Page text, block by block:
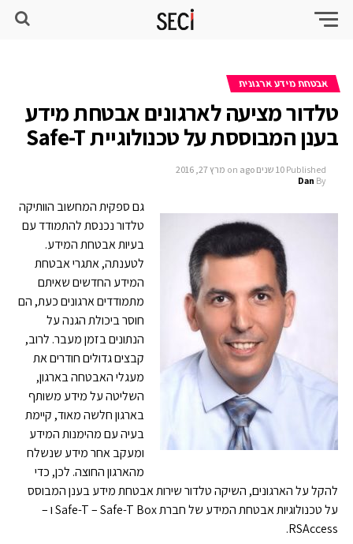
אבטחת מידע ארגונית
טלדור מציעה לארגונים אבטחת מידע
בענן המבוססת על טכנולוגיית Safe-T
Published 10 שנים ago on מרץ 27, 2016
By
Dan
גם ספקית המחשוב הוותיקה
טלדור נכנסת להתמודד עם
בעיות אבטחת המידע.
לטענתה, אתגרי אבטחת
המידע החדשים שאיתם
מתמודדים ארגונים כעת, הם
חוסר ביכולת הגנה על
הנתונים בזמן מעבר. לרוב,
קבצים גדולים חודרים את
מעגלי האבטחה בארגון,
השליטה על מידע משותף
בארגון חלשה מאוד, קיימת
בעיה עם מהימנות המידע
ומעקב אחר מידע שנשלח
מהארגון החוצה. לכן, כדי
להקל על הארגונים, השיקה טלדור שירות אבטחת מידע בענן המבוסס
על טכנולוגיות אבטחת המידע של חברת Safe-T – Safe-T Box ו –
RSAccess.